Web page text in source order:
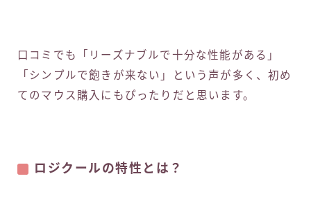
口コミでも「リーズナブルで十分な性能がある」
「シンプルで飽きが来ない」という声が多く、初め
てのマウス購入にもぴったりだと思います。
ロジクールの特性とは？